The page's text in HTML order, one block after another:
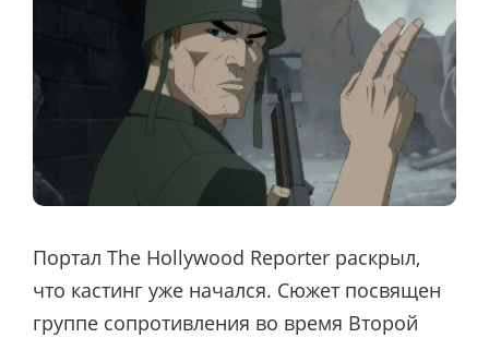
Портал The Hollywood Reporter раскрыл,
что кастинг уже начался. Сюжет посвящен
группе сопротивления во время Второй